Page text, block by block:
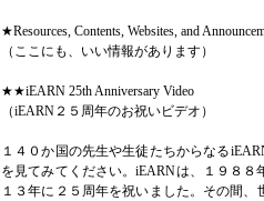
★Resources, Contents, Websites, and
（ここにも、いい情報があります）
★★iEARN 25th Anniversary Video
（iEARN２５周年のお祝いビデオ）
１４０か国の先生や生徒たちからなる
を見てみてください。iEARNは、１９８
１３年に２５周年を祝いました。その間